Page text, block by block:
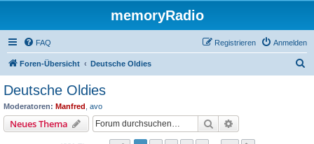
memoryRadio
FAQ Anmelden
Registrieren
Foren-Übersicht Deutsche Oldies
Deutsche Oldies
Moderatoren: Manfred avo
Neues Thema Suche